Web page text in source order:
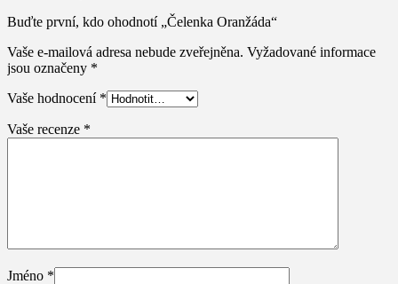
Buďte první, kdo ohodnotí „Čelenka Oranžáda“
Vaše e-mailová adresa nebude zveřejněna. Vyžadované informace
jsou označeny *
Vaše hodnocení *
Vaše recenze *
Jméno *